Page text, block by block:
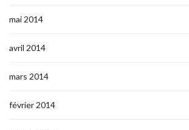
mai 2014
avril 2014
mars 2014
février 2014